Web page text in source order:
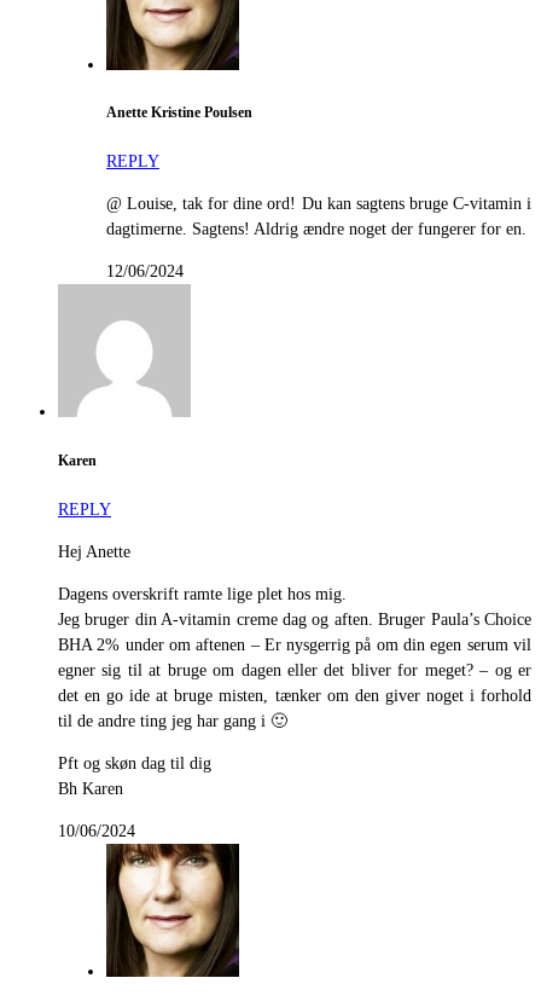
Anette Kristine Poulsen
REPLY
@ Louise, tak for dine ord! Du kan sagtens bruge C-vitamin i
dagtimerne. Sagtens! Aldrig ændre noget der fungerer for en.
12/06/2024
Karen
REPLY
Hej Anette
Dagens overskrift ramte lige plet hos mig.
Jeg bruger din A-vitamin creme dag og aften. Bruger Paula’s Choice
BHA 2% under om aftenen – Er nysgerrig på om din egen serum vil
egner sig til at bruge om dagen eller det bliver for meget? – og er
det en go ide at bruge misten, tænker om den giver noget i forhold
til de andre ting jeg har gang i 🙂
Pft og skøn dag til dig
Bh Karen
10/06/2024